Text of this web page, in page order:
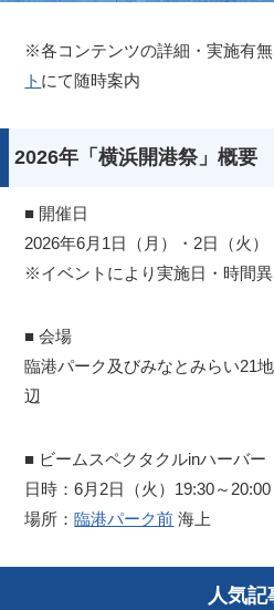
※各コンテンツの詳細・実施有
ト にて随時案内
2026年「横浜開港祭」概要
■ 開催日
2026年6月1日（月）・2日（火）
※イベントにより実施日・時間異
■ 会場
臨港パーク及びみなとみらい21
辺
■ ビームスペクタクルinハーバー
日時：6月2日（火）19:30～20:00
場所：臨港パーク前 海上
人気記